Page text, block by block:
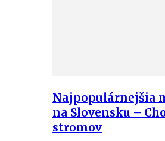
Najpopulárnejšia
na Slovensku –
stromov